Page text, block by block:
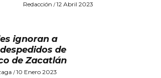
Redacción /12 Abril 2023
ignoran a
de
de Zacatlán
/10 Enero 2023